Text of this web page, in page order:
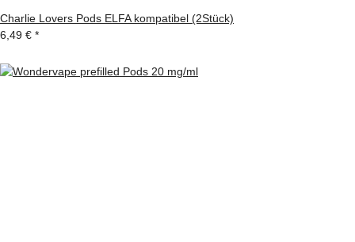
Charlie Lovers Pods ELFA kompatibel (2Stück)
6,49 € *